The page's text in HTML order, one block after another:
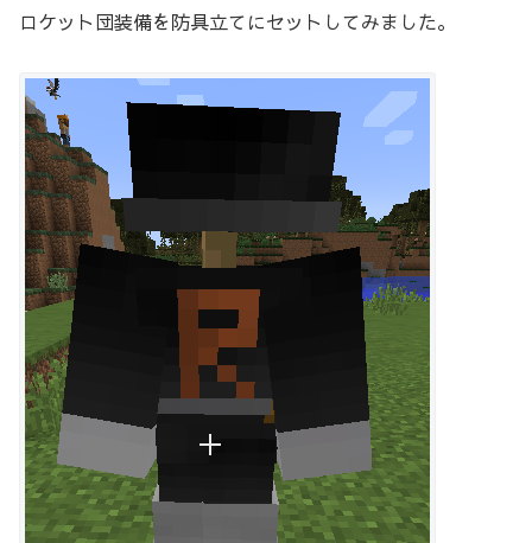
ロケット団装備を防具立てにセットしてみました。